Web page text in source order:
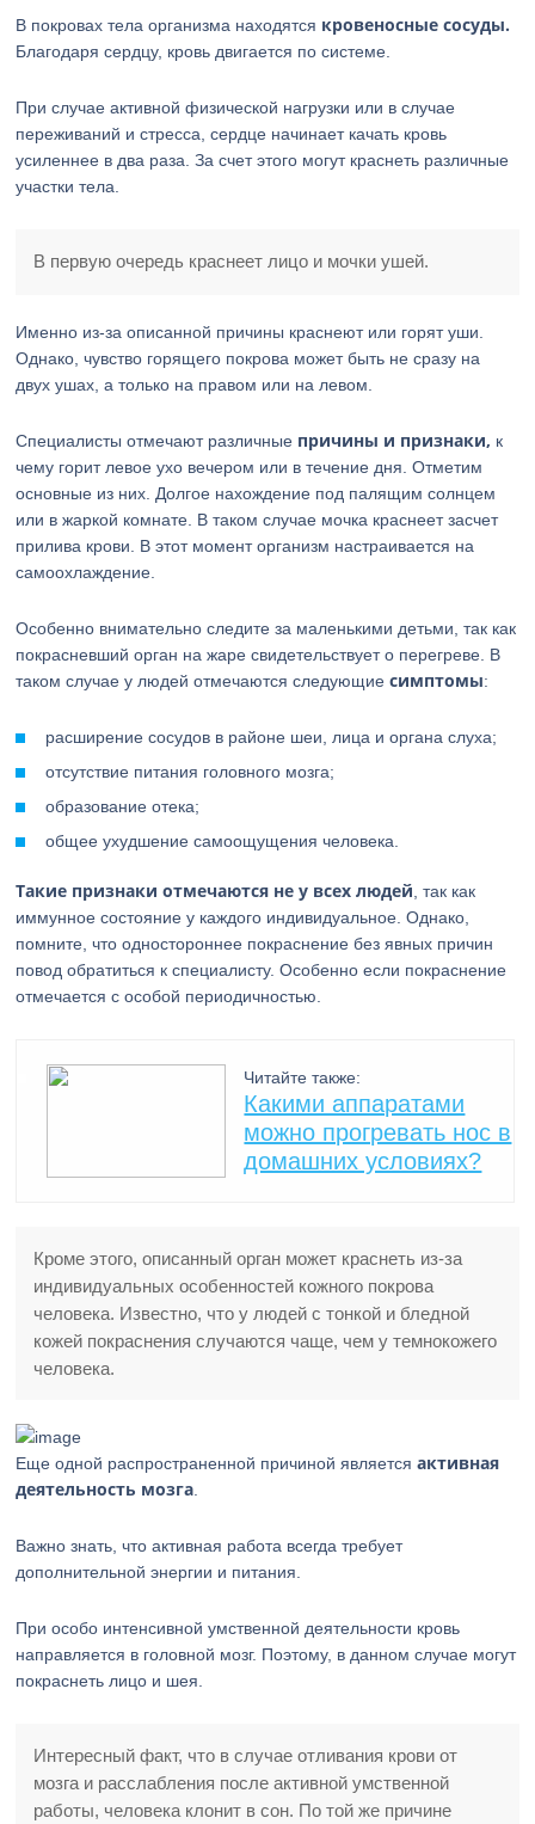
В покровах тела организма находятся кровеносные сосуды.
Благодаря сердцу, кровь двигается по системе.
При случае активной физической нагрузки или в случае
переживаний и стресса, сердце начинает качать кровь
усиленнее в два раза. За счет этого могут краснеть различные
участки тела.
В первую очередь краснеет лицо и мочки ушей.
Именно из-за описанной причины краснеют или горят уши.
Однако, чувство горящего покрова может быть не сразу на
двух ушах, а только на правом или на левом.
Специалисты отмечают различные причины и признаки, к
чему горит левое ухо вечером или в течение дня. Отметим
основные из них. Долгое нахождение под палящим солнцем
или в жаркой комнате. В таком случае мочка краснеет засчет
прилива крови. В этот момент организм настраивается на
самоохлаждение.
Особенно внимательно следите за маленькими детьми, так как
покрасневший орган на жаре свидетельствует о перегреве. В
таком случае у людей отмечаются следующиесимптомы:
расширение сосудов в районе шеи, лица и органа слуха;
отсутствие питания головного мозга;
образование отека;
общее ухудшение самоощущения человека.
Такие признаки отмечаются не у всех людей , так как
иммунное состояние у каждого индивидуальное. Однако,
помните, что одностороннее покраснение без явных причин
повод обратиться к специалисту. Особенно если покраснение
отмечается с особой периодичностью.
Читайте также:
Какими аппаратами
можно прогревать нос в
домашних условиях?
Кроме этого, описанный орган может краснеть из-за
индивидуальных особенностей кожного покрова
человека. Известно, что у людей с тонкой и бледной
кожей покраснения случаются чаще, чем у темнокожего
человека.
Еще одной распространенной причиной являетсяактивная
деятельность мозга
Важно знать, что активная работа всегда требует
дополнительной энергии и питания.
При особо интенсивной умственной деятельности кровь
направляется в головной мозг. Поэтому, в данном случае могут
покраснеть лицо и шея.
Интересный факт, что в случае отливания крови от
мозга и расслабления после активной умственной
работы, человека клонит в сон. По той же причине